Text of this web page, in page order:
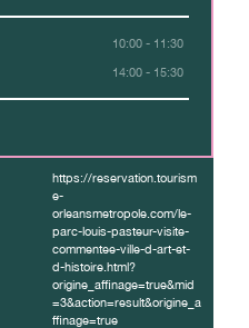
10:00 - 11:30
14:00 - 15:30
https://reservation.tourism
e-
orleansmetropole.com/le-
parc-louis-pasteur-visite-
commentee-ville-d-art-et-
d-histoire.html?
origine_affinage=true&mid
=3&action=result&origine_a
ffinage=true